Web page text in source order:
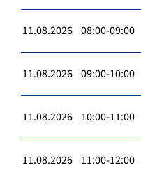
11.08.2026 08:00-09:00
11.08.2026 09:00-10:00
11.08.2026 10:00-11:00
11.08.2026 11:00-12:00